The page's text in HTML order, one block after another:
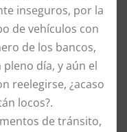
inseguros, por la
de vehículos con
de los bancos,
día, y aún el
reelegirse, ¿acaso
locos?.
de tránsito,